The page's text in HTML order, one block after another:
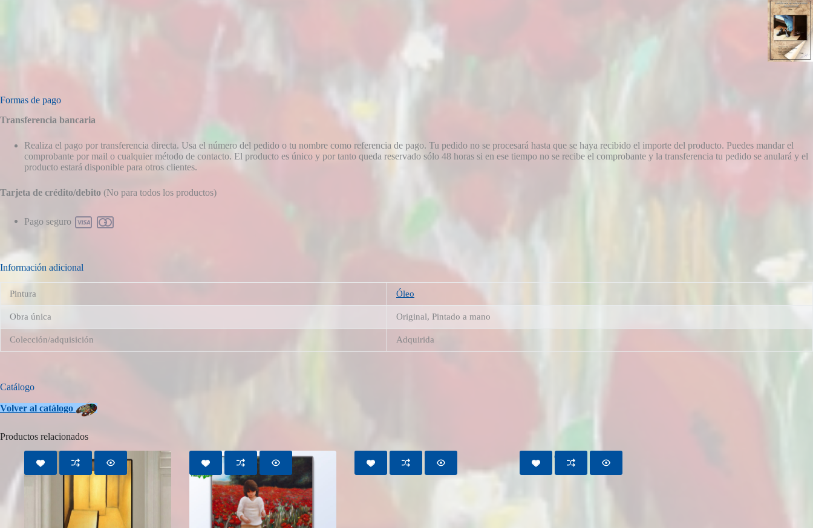
Formas de pago
Transferencia bancaria
Realiza el pago por transferencia directa. Usa el número del pedido o tu nombre como referencia de pago. Tu pedido no se procesará hasta que se haya recibido el importe del producto. Puedes mandar el
comprobante por mail o cualquier método de contacto. El producto es único y por tanto queda reservado sólo 48 horas si en ese tiempo no se recibe el comprobante y la transferencia tu pedido se anulará y el
producto estará disponible para otros clientes.
Tarjeta de crédito/debito (No para todos los productos)
Pago seguro
Información adicional
Pintura Óleo
Obra única Original, Pintado a mano
Colección/adquisición Adquirida
Catálogo
Volver al catálogo
Productos relacionados